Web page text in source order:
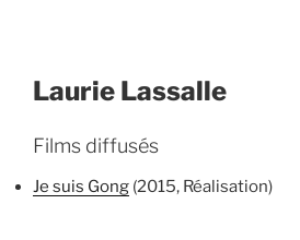
Laurie Lassalle
Films diffusés
Je suis Gong (2015, Réalisation)